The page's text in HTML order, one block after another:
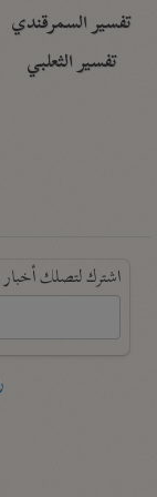
تفسير السمرقندي
تفسير الثعلبي
اشترك لتصلك أخبار